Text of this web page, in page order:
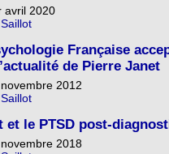
avril 2020
Française
de Pierre Janet
2012
et le PTSD post-
2018